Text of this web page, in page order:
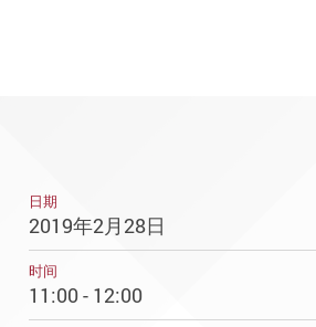
日期
2019年2月28日
时间
11:00 - 12:00